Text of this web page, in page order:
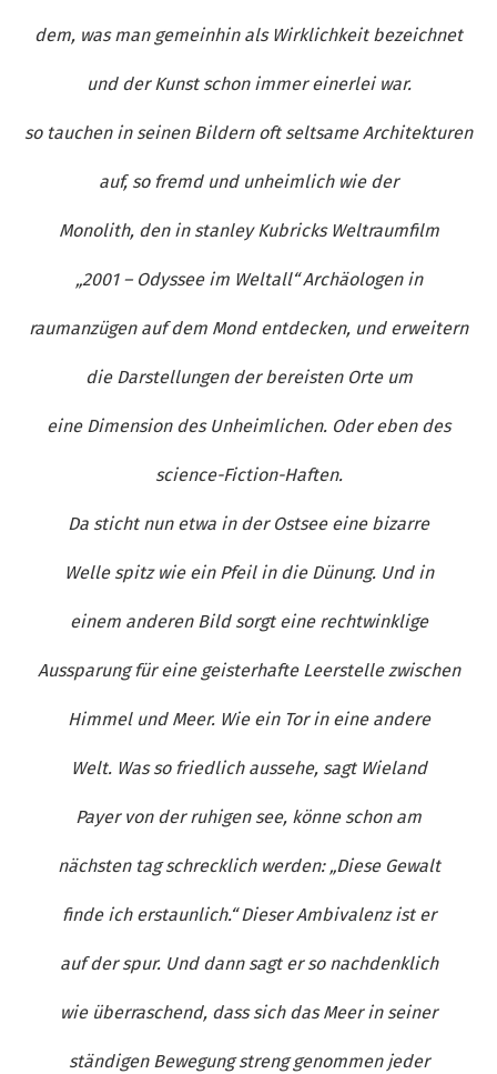
dem, was man gemeinhin als Wirklichkeit bezeichnet
und der Kunst schon immer einerlei war.
so tauchen in seinen Bildern oft seltsame Architekturen
auf, so fremd und unheimlich wie der
Monolith, den in stanley Kubricks Weltraumfilm
„2001 – Odyssee im Weltall“ Archäologen in
raumanzügen auf dem Mond entdecken, und erweitern
die Darstellungen der bereisten Orte um
eine Dimension des Unheimlichen. Oder eben des
science-Fiction-Haften.
Da sticht nun etwa in der Ostsee eine bizarre
Welle spitz wie ein Pfeil in die Dünung. Und in
einem anderen Bild sorgt eine rechtwinklige
Aussparung für eine geisterhafte Leerstelle zwischen
Himmel und Meer. Wie ein Tor in eine andere
Welt. Was so friedlich aussehe, sagt Wieland
Payer von der ruhigen see, könne schon am
nächsten tag schrecklich werden: „Diese Gewalt
finde ich erstaunlich.“ Dieser Ambivalenz ist er
auf der spur. Und dann sagt er so nachdenklich
wie überraschend, dass sich das Meer in seiner
ständigen Bewegung streng genommen jeder